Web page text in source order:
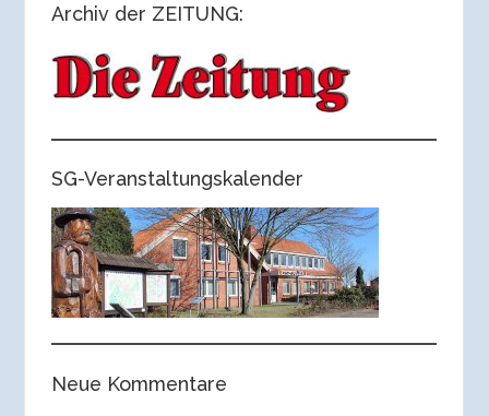
Archiv der ZEITUNG:
SG-Veranstaltungskalender
Neue Kommentare